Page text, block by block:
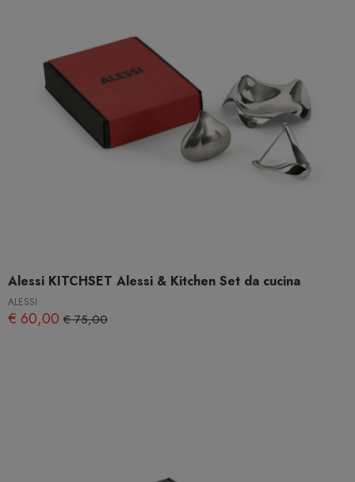
Alessi KITCHSET Alessi & Kitchen Set da cucina
ALESSI
€ 60,00 € 75,00